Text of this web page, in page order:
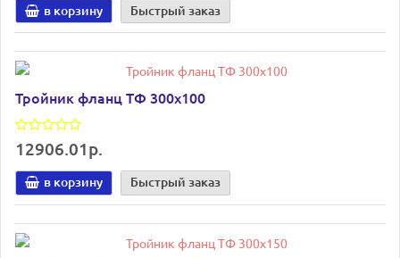
в корзину Быстрый заказ
Тройник фланц ТФ 300х100
12906.01р.
в корзину Быстрый заказ